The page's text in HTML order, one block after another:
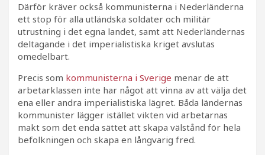
Därför kräver också kommunisterna i Nederländerna
ett stop för alla utländska soldater och militär
utrustning i det egna landet, samt att Nederländernas
deltagande i det imperialistiska kriget avslutas
omedelbart.
Precis som kommunisterna i Sverige menar de att
arbetarklassen inte har något att vinna av att välja det
ena eller andra imperialistiska lägret. Båda ländernas
kommunister lägger istället vikten vid arbetarnas
makt som det enda sättet att skapa välstånd för hela
befolkningen och skapa en långvarig fred.